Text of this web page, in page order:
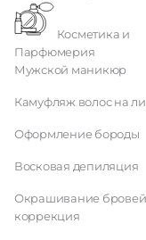
Парфюмерия
Мужской маникюр
Камуфляж волос на
Оформление бороды
Восковая депиляция
Окрашивание бровей
коррекция